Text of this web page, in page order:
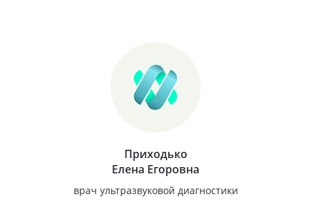
Приходько
Елена Егоровна
врач ультразвуковой диагностики